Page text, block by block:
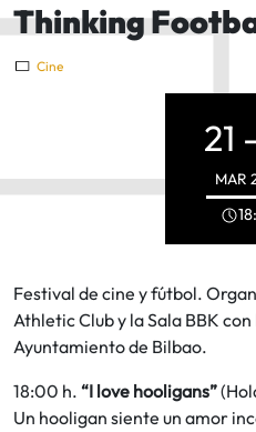
Thinking
Cine
21 -
MAR
Festival de cine y fútbol.
Athletic Club y la Sala BBK
Ayuntamiento de Bilbao.
18:00 h. “I love hooligans”
Un hooligan siente un amor